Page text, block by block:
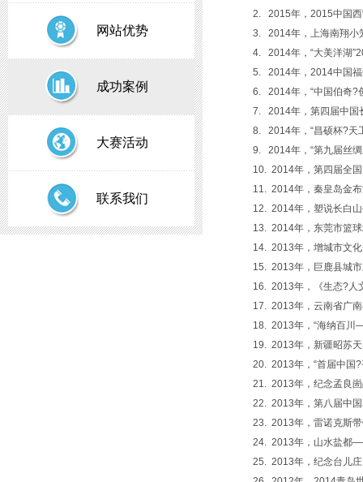
网站优势
成功案例
大赛活动
联系我们
2. 2015年，2015中国西
3. 2014年，上海南翔小
4. 2014年，“大美洋湖
5. 2014年，2014中国福
6. 2014年，“中国伯奇?
7. 2014年，第四届中国
8. 2014年，“昌硕杯?天
9. 2014年，“第九届丝
10. 2014年，第四届全
11. 2014年，秦皇岛金
12. 2014年，塑说长白
13. 2014年，东莞市篮
14. 2013年，增城市文
15. 2013年，巨鹿县城
16. 2013年，《生态?
17. 2013年，云南省广
18. 2013年，“海纳百川
19. 2013年，新疆昭苏
20. 2013年，“首届中国
21. 2013年，纪念孟良
22. 2013年，第八届中
23. 2013年，雷诺克斯
24. 2013年，山水盐都
25. 2013年，纪念台儿